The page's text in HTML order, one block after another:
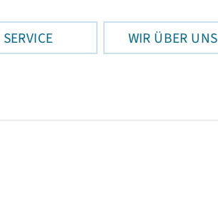
SERVICE WIR ÜBER UNS